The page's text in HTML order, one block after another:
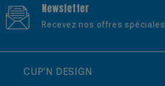
Newsletter
Recevez nos offres spéciales
CUP’N DESIGN